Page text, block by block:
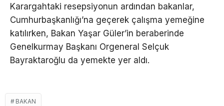
Karargahtaki resepsiyonun ardından bakanlar,
Cumhurbaşkanlığı’na geçerek çalışma yemeğine
katılırken, Bakan Yaşar Güler’in beraberinde
Genelkurmay Başkanı Orgeneral Selçuk
Bayraktaroğlu da yemekte yer aldı.
BAKAN